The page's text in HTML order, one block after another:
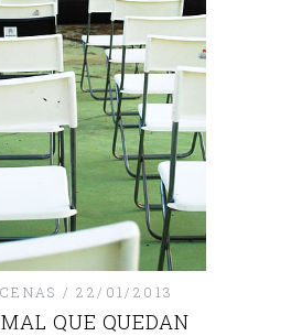
22/01/2013
QUE QUEDAN